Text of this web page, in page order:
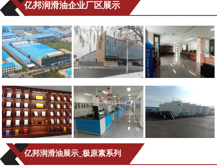
亿邦润滑油企业厂区展示
亿邦润滑油展示_极原素系列